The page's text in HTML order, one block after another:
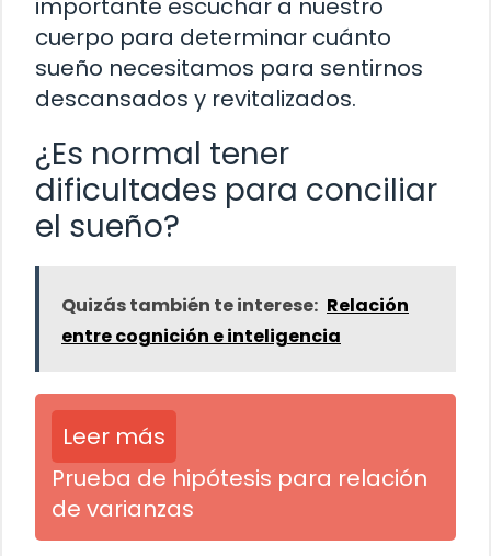
importante escuchar a nuestro
cuerpo para determinar cuánto
sueño necesitamos para sentirnos
descansados y revitalizados.
¿Es normal tener
dificultades para conciliar
el sueño?
Quizás también te interese: Relación
entre cognición e inteligencia
Leer más
Prueba de hipótesis para relación
de varianzas